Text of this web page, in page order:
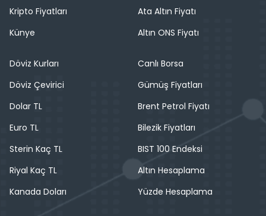
Kripto Fiyatları
Künye
Ata Altın Fiyatı
Altın ONS Fiyatı
Döviz Kurları
Döviz Çevirici
Dolar TL
Euro TL
Sterin Kaç TL
Riyal Kaç TL
Kanada Doları
Canlı Borsa
Gümüş Fiyatları
Brent Petrol Fiyatı
Bilezik Fiyatları
BIST 100 Endeksi
Altın Hesaplama
Yüzde Hesaplama